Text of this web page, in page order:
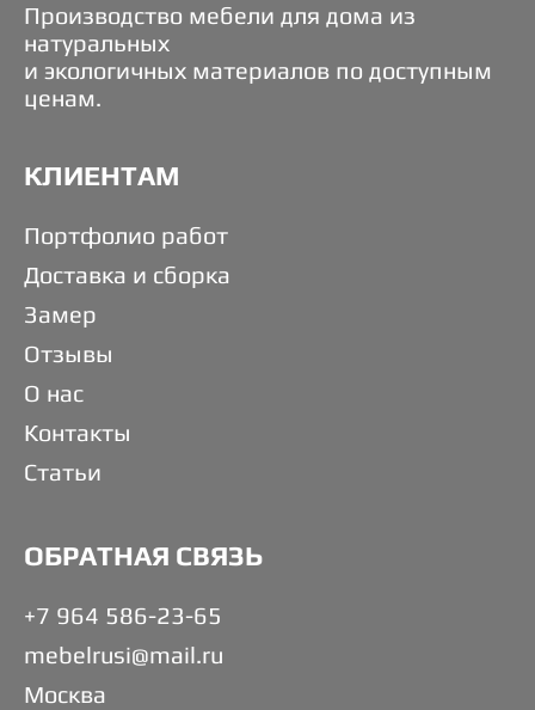
Производство мебели для дома из
натуральных
и экологичных материалов по доступным
ценам.
КЛИЕНТАМ
Портфолио работ
Доставка и сборка
Замер
Отзывы
О нас
Контакты
Статьи
ОБРАТНАЯ СВЯЗЬ
+7 964 586-23-65
mebelrusi@mail.ru
Москва